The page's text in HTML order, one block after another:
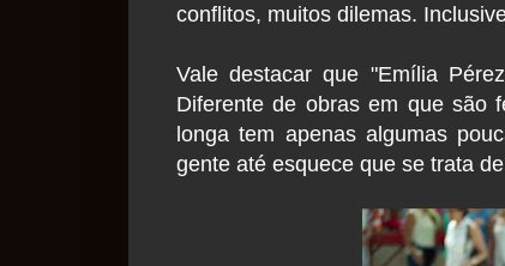
conflitos, muitos dilemas.
Vale destacar que "Emília
Diferente de obras em que são
longa tem apenas algumas
gente até esquece que se trata